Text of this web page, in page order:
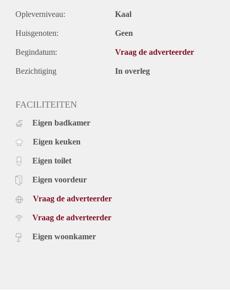
Opleverniveau: Kaal
Huisgenoten: Geen
Begindatum: Vraag de adverteerder
Bezichtiging In overleg
FACILITEITEN
Eigen badkamer
Eigen keuken
Eigen toilet
Eigen voordeur
Vraag de adverteerder
Vraag de adverteerder
Eigen woonkamer